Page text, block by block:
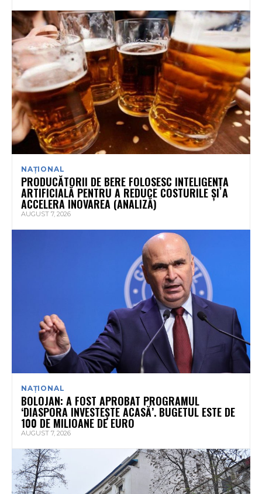
NAȚIONAL
PRODUCĂTORII DE BERE FOLOSESC INTELIGENȚA
ARTIFICIALĂ PENTRU A REDUCE COSTURILE ȘI A
ACCELERA INOVAREA (ANALIZĂ)
AUGUST 7, 2026
NAȚIONAL
BOLOJAN: A FOST APROBAT PROGRAMUL
‘DIASPORA INVESTEȘTE ACASĂ’. BUGETUL ESTE DE
100 DE MILIOANE DE EURO
AUGUST 7, 2026